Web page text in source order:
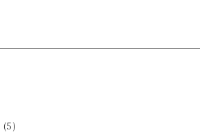
(5)